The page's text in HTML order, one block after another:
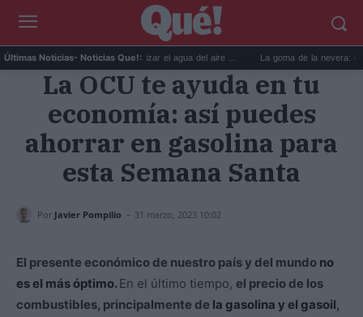
Últimas Noticias- Noticias Que!:
6 usos prácticos para reutilizar el agua del aire ... La goma de la nevera: el
La OCU te ayuda en tu
economía: así puedes
ahorrar en gasolina para
esta Semana Santa
Por Javier Pompilio - 31 marzo, 2023 10:02
El presente económico de nuestro país y del mundo no
es el más óptimo. En el último tiempo, el precio de los
combustibles, principalmente de la gasolina y el gasoil,